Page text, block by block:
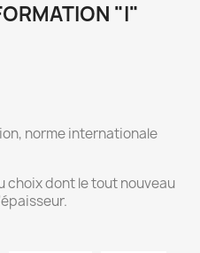
"I"
norme internationale
choix dont le tout nouveau